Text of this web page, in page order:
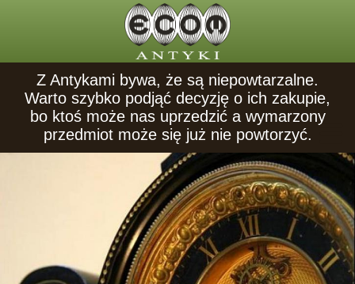
Z Antykami bywa, że są niepowtarzalne.
Warto szybko podjąć decyzję o ich zakupie,
bo ktoś może nas uprzedzić a wymarzony
przedmiot może się już nie powtorzyć.